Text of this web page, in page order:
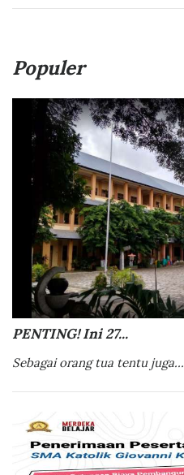
Populer
PENTING! Ini 27...
Sebagai orang tua tentu juga...